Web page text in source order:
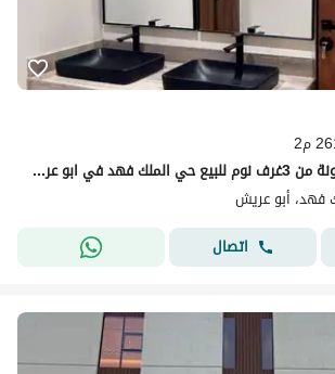
م2
شقة عباره عن دور مكونة من 3غرف نوم للبيع حي الملك فهد في ابو عريش جنوب المملكه منطقه واعده
اتصال